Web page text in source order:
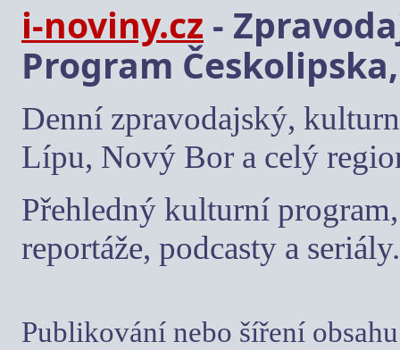
i-noviny.cz -
Program
Denní zpravodajský,
Lípu, Nový Bor a celý
Přehledný kulturní
reportáže, podcasty a seriály.
Publikování nebo šíření